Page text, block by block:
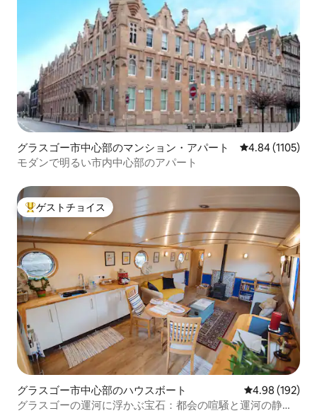
グラスゴー市中心部のマンション・アパート レビュー1105
4.84 (1105)
モダンで明るい市内中心部のアパート
大好評のゲストチョイスです。
ゲストチョイス
グラスゴー市中心部のハウスボート レビュー192
4.98 (192)
グラスゴーの運河に浮かぶ宝石：都会の喧騒と運河の静け